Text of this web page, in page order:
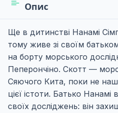
Опис
Ще в дитинстві Нанамі
тому живе зі своїм
на борту морського
Пеперончіно. Скотт —
Сяючого Кита, поки не
цієї істоти. Батько Нанамі
своїх досліджень: він